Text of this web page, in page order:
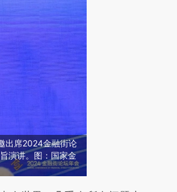
出席2024金融街论
演讲。图：国家金